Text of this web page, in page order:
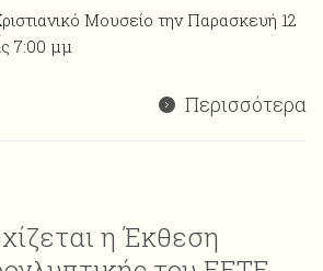
Μουσείο την Παρασκευή 12
7:00 μμ
Περισσότερα
η Έκθεση